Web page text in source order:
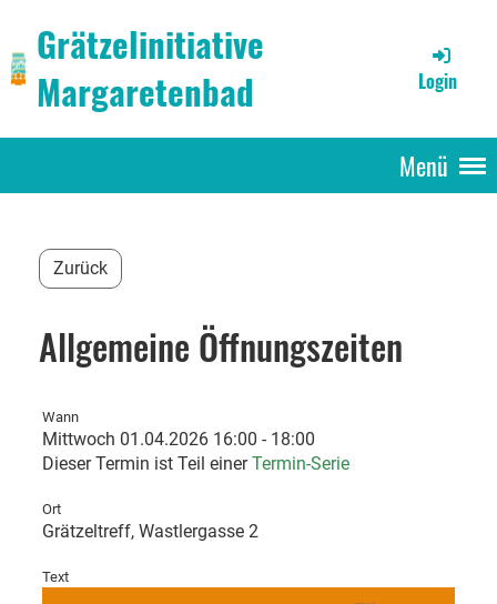
Grätzelinitiative
Margaretenbad
Login
Menü
Zurück
Allgemeine Öffnungszeiten
Wann
Mittwoch 01.04.2026 16:00 - 18:00
Dieser Termin ist Teil einerTermin-Serie
Ort
Grätzeltreff, Wastlergasse 2
Text